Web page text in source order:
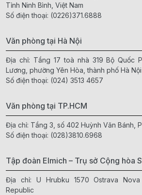
Tỉnh Ninh Bình, Việt Nam
Số điện thoại: (0226)371.6888
Văn phòng tại Hà Nội
Địa chỉ: Tầng 17 toà nhà 319 Bộ Quốc
Lương, phường Yên Hòa, thành phố Hà Nội
Số điện thoại: (024) 3513 4657
Văn phòng tại TP.HCM
Địa chỉ: Tầng 3, số 402 Huỳnh Văn Bánh,
Số điện thoại: (028)3810.6968
Tập đoàn Elmich – Trụ sở Cộng hòa
Địa chỉ: U Hrubku 1570 Ostrava
Republic